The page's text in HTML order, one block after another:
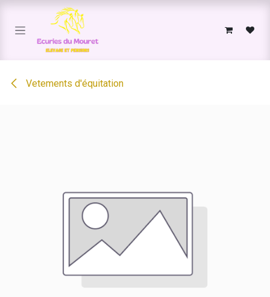
Se rendre au contenu
Vetements d'équitation